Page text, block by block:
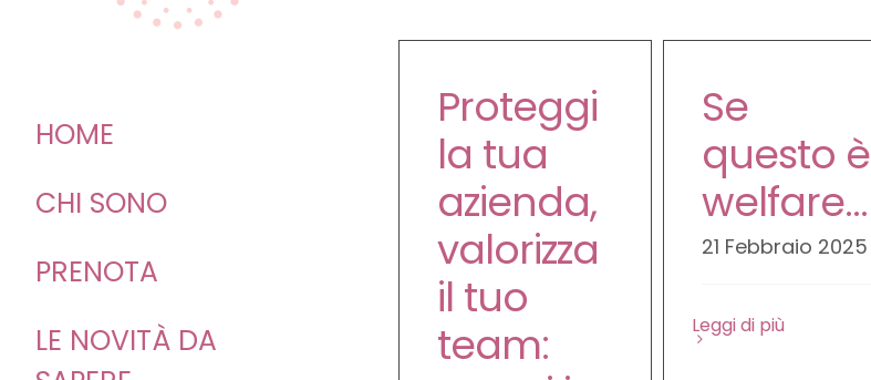
HOME
CHI SONO
PRENOTA
LE NOVITÀ DA
Proteggi
la tua
azienda,
valorizza
il tuo
team:
Se
questo è
welfare…
21 Febbraio 2025
Leggi di più